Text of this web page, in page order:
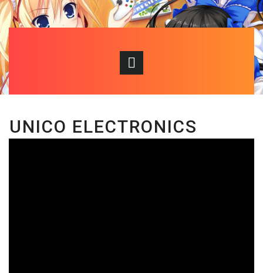
UNICO ELECTRONICS